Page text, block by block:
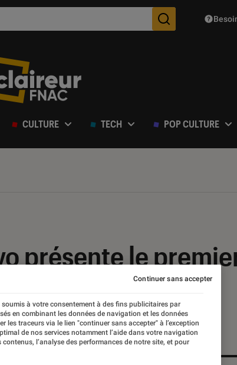
Des
CULTURE TECH POP CULTURE
présente le
X1 Fold
à votre consentement à des fins publicitaires par
en combinant les données de navigation et les données
les traceurs via le lien "continuer sans accepter" à l’exception
de nos services notamment l’aide dans votre navigation
l’analyse des performances de notre site, et pour
Continuer sans accepter